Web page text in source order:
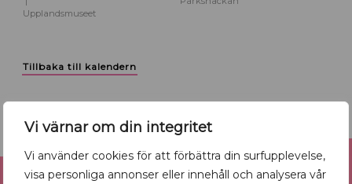
Vi värnar om din integritet
Vi använder cookies för att förbättra din surfupplevelse,
visa personliga annonser eller innehåll och analysera vår
Upplandsmuseet
Tillbaka till kalendern